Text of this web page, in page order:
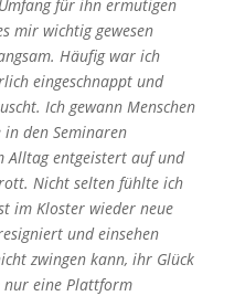
für ihn ermutigen
mir wichtig gewesen
Häufig war ich
eingeschnappt und
Ich gewann Menschen
den Seminaren
Alltag entgeistert auf und
Nicht selten fühlte ich
im Kloster wieder neue
und einsehen
zwingen kann, ihr Glück
nur eine Plattform